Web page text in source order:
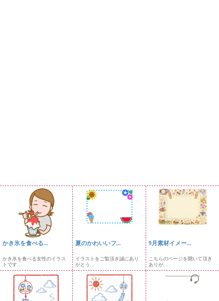
かき氷を食べる...
かき氷を食べる女性のイラス
トです...
夏のかわいいフ...
イラストをご覧頂き誠にあり
がとう...
9月素材イメー...
こちらのページを開いて頂き
ありが...